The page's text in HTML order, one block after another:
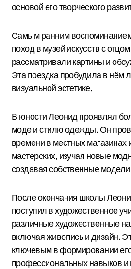
основой его творческого
Самым ранним
поход в музей искусств с
рассматривали картины и
Эта поездка пробудила в нём
визуальной эстетике.
В юности Леонид проявлял
моде и стилю одежды. Он
времени в местных
мастерских, изучая новые
создавая собственные
После окончания школы
поступил в художественное
различные художественные
включая живопись и дизайн.
ключевым в формировании
профессиональных навыков и